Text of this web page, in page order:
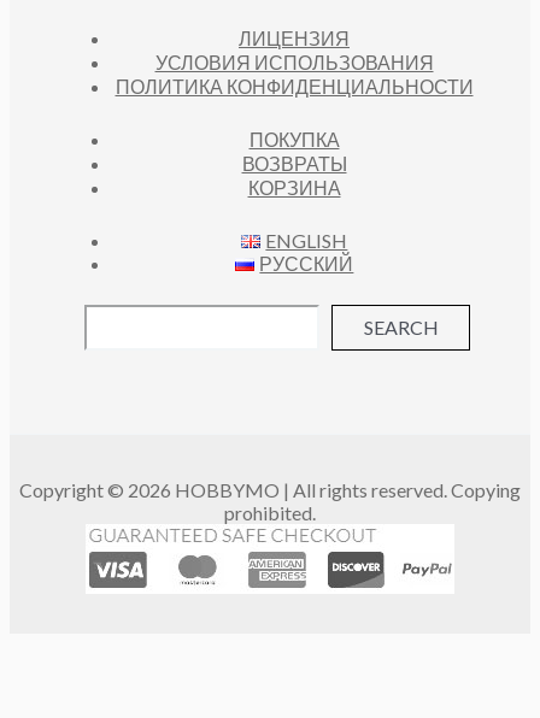
ЛИЦЕНЗИЯ
УСЛОВИЯ ИСПОЛЬЗОВАНИЯ
ПОЛИТИКА КОНФИДЕНЦИАЛЬНОСТИ
ПОКУПКА
ВОЗВРАТЫ
КОРЗИНА
ENGLISH
РУССКИЙ
SEARCH
Copyright © 2026 HOBBYMO | All rights reserved. Copying
prohibited.